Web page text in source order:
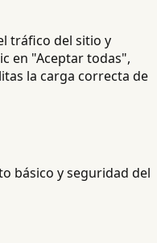
tráfico del sitio y
en "Aceptar todas",
la carga correcta de
básico y seguridad del